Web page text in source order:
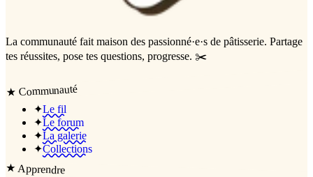
La communauté fait maison des passionné·e·s de pâtisserie. Partage
tes réussites, pose tes questions, progresse. ✂️
★ Communauté
✦Le fil
✦Le forum
✦La galerie
✦Collections
★Apprendre